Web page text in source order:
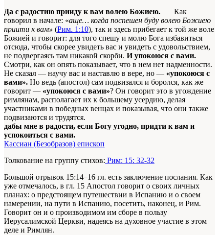
Да с радостию прииду к вам волею Божиею. Как
говорил в начале: «аще… когда поспешен буду волею Божиею
пpиити к вам» (Рим. 1:10), так и здесь прибегает к той же воле
Божией и говорит: для того спешу и молю Бога избавиться
отсюда, чтобы скорее увидеть вас и увидеть с удовольствием,
не подвергаясь там никакой скорби. И упокоюся с вами.
Смотри, как он опять показывает, что в нем нет надменности.
Не сказал — научу вас и наставлю в вере, но — «упокоюся с
вами». Но ведь (апостол) сам подвизался и боролся, как же
говорит — «упокоюся с вами»? Он говорит это в угождение
римлянам, располагает их к большему усердию, делая
участниками в победных венцах и показывая, что они также
подвизаются и трудятся.
дабы мне в радости, если Богу угодно, придти к вам и
успокоиться с вами.
Кассиан (Безобразов) епископ
Толкование на группу стихов: Рим: 15: 32-32
Большой отрывок 15:14–16 гл. есть заключение послания. Как
уже отмечалось, в гл. 15 Апостол говорит о своих личных
планах: о предстоящем путешествии в Испанию и о своем
намерении, на пути в Испанию, посетить, наконец, и Рим.
Говорит он и о производимом им сборе в пользу
Иерусалимской Церкви, надеясь на духовное участие в этом
деле и Римлян.